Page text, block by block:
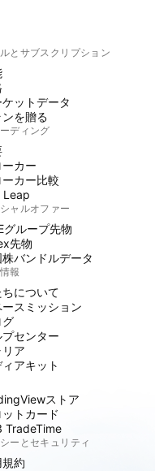
とサブスクリプション
ケットデータ
ンを贈る
ディング
ーカー
ーカー比較
Leap
ャルオファー
グループ先物
先物
バンドルデータ
報
について
ースミッション
グ
センター
ア
ィアキット
ストア
ットカード
TradeTime
ーとセキュリティ
約